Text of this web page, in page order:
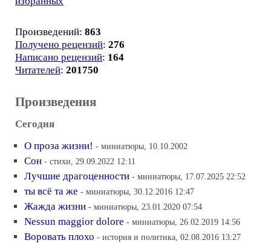
Произведений: 863
Получено рецензий: 276
Написано рецензий: 164
Читателей: 201750
Произведения
Сегодня
О проза жизни! - миниатюры, 10.10.2002
Сон - стихи, 29.09.2022 12:11
Лучшие драгоценности - миниатюры, 17.07.2025 22:52
ты всё та же - миниатюры, 30.12.2016 12:47
Жажда жизни - миниатюры, 23.01.2020 07:54
Nessun maggior dolore - миниатюры, 26.02.2019 14:56
Воровать плохо - история и политика, 02.08.2016 13:27